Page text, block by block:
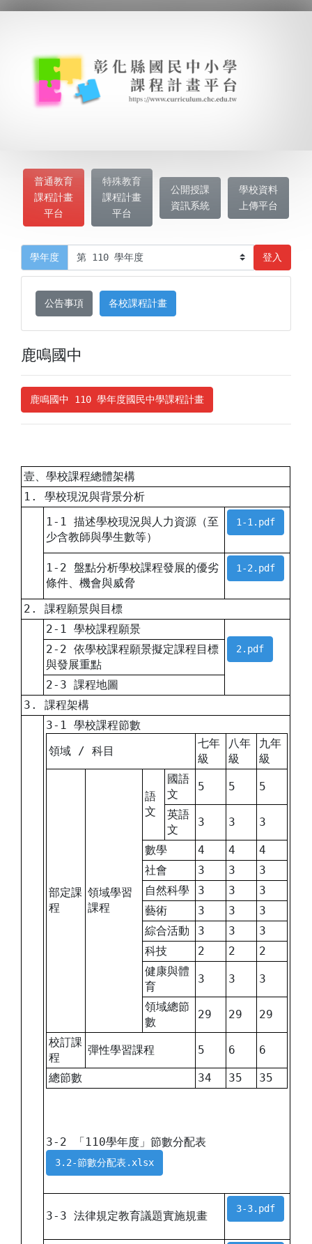
普通教育
課程計畫
平台
特殊教育
課程計畫
平台
公開授課
資訊系統
學校資料
上傳平台
學年度 登入
公告事項 各校課程計畫
鹿鳴國中
鹿鳴國中 110 學年度國民中學課程計畫
壹、學校課程總體架構
1. 學校現況與背景分析
1-1 描述學校現況與人力資源（至
少含教師與學生數等）
1-1.pdf
1-2 盤點分析學校課程發展的優劣
條件、機會與威脅
1-2.pdf
2. 課程願景與目標
2-1 學校課程願景
2.pdf
2-2 依學校課程願景擬定課程目標
與發展重點
2-3 課程地圖
3. 課程架構
3-1 學校課程節數
領域 / 科目
七年
級
八年
級
九年
級
部定課
程
領域學習
課程
語
文
國語
文
5 5 5
英語
文
3 3 3
數學 4 4
4
社會
3 3
3
自然科學
3 3
3
藝術
3 3
3
綜合活動
3 3
3
科技
2 2
2
健康與體
育
3 3 3
領域總節
數
29 29 29
校訂課
程
彈性學習課程 5 6 6
總節數 34 35 35
3-2 「110學年度」節數分配表
3.2-節數分配表.xlsx
3-3 法律規定教育議題實施規畫
3-3.pdf